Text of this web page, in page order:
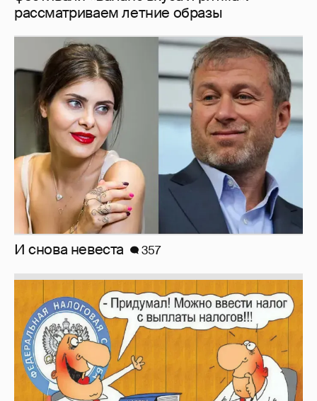
И снова невеста 357
Зачем нам вообще платить налоги? (или:
как работают наши деньги, когда мы
заикаемся о защите прав)